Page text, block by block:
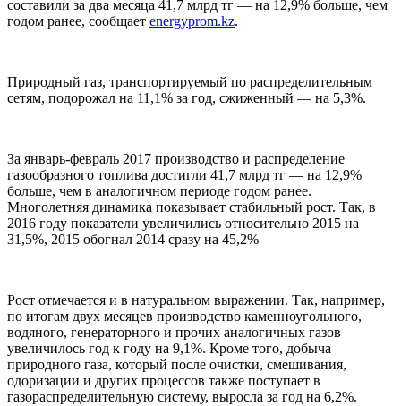
составили за два месяца 41,7 млрд тг — на 12,9% больше, чем
годом ранее, сообщает energyprom.kz.
Природный газ, транспортируемый по распределительным
сетям, подорожал на 11,1% за год, сжиженный — на 5,3%.
За январь-февраль 2017 производство и распределение
газообразного топлива достигли 41,7 млрд тг — на 12,9%
больше, чем в аналогичном периоде годом ранее.
Многолетняя динамика показывает стабильный рост. Так, в
2016 году показатели увеличились относительно 2015 на
31,5%, 2015 обогнал 2014 сразу на 45,2%
Рост отмечается и в натуральном выражении. Так, например,
по итогам двух месяцев производство каменноугольного,
водяного, генераторного и прочих аналогичных газов
увеличилось год к году на 9,1%. Кроме того, добыча
природного газа, который после очистки, смешивания,
одоризации и других процессов также поступает в
газораспределительную систему, выросла за год на 6,2%.